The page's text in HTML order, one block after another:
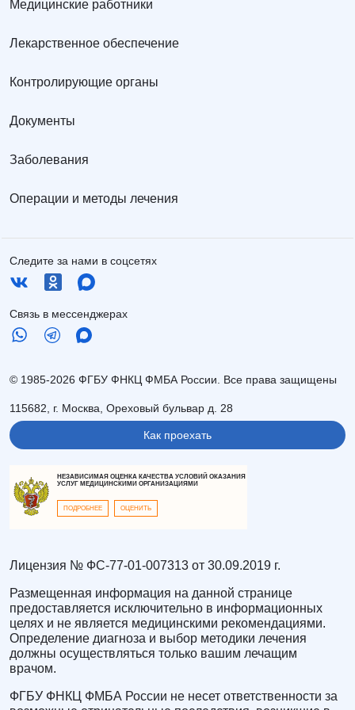
Медицинские работники
Лекарственное обеспечение
Контролирующие органы
Документы
Заболевания
Операции и методы лечения
Следите за нами в соцсетях
Связь в мессенджерах
© 1985-2026 ФГБУ ФНКЦ ФМБА России. Все права защищены
115682, г. Москва, Ореховый бульвар д. 28
Как проехать
НЕЗАВИСИМАЯ ОЦЕНКА КАЧЕСТВА УСЛОВИЙ ОКАЗАНИЯ
УСЛУГ МЕДИЦИНСКИМИ ОРГАНИЗАЦИЯМИ
ПОДРОБНЕЕ ОЦЕНИТЬ
Лицензия № ФС-77-01-007313 от 30.09.2019 г.
Размещенная информация на данной странице
предоставляется исключительно в информационных
целях и не является медицинскими рекомендациями.
Определение диагноза и выбор методики лечения
должны осуществляться только вашим лечащим
врачом.
ФГБУ ФНКЦ ФМБА России не несет ответственности за